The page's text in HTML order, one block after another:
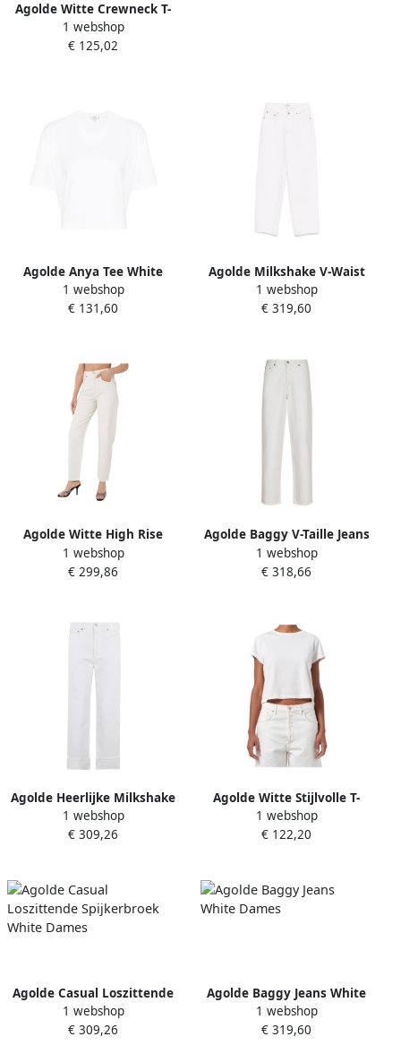
Agolde Witte Crewneck T-
shirt Katoen Vrouw White
Dames
1 webshop
€ 125,02
Agolde Anya Tee White
Dames
1 webshop
€ 131,60
Agolde Milkshake V-Waist
Baggy Jeans White Dames
1 webshop
€ 319,60
Agolde Witte High Rise
Baggy Jeans White Dames
1 webshop
€ 299,86
Agolde Baggy V-Taille Jeans
White Dames
1 webshop
€ 318,66
Agolde Heerlijke Milkshake
voor jou White Dames
1 webshop
€ 309,26
Agolde Witte Stijlvolle T-
shirt en Polo White Dames
1 webshop
€ 122,20
Agolde Casual Loszittende
Spijkerbroek White Dames
1 webshop
€ 309,26
Agolde Baggy Jeans White
Dames
1 webshop
€ 319,60